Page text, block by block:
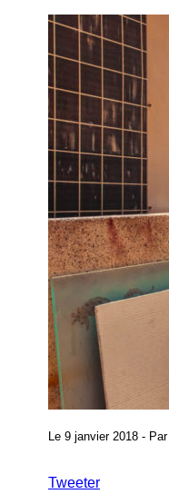
Le 9 janvier 2018 - Par
Tweeter